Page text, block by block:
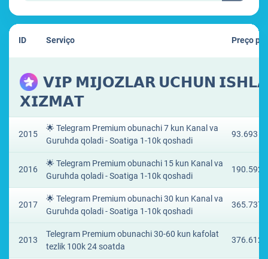
ID Serviço Preço
𝗩𝗜𝗣 𝗠𝗜𝗝𝗢𝗭𝗟𝗔𝗥 𝗨𝗖𝗛𝗨𝗡
𝗫𝗜𝗭𝗠𝗔𝗧
2015
🌟 Telegram Premium obunachi 7 kun Kanal va
Guruhda qoladi - Soatiga 1-10k qoshadi
93.693 ₽
2016
🌟 Telegram Premium obunachi 15 kun Kanal va
Guruhda qoladi - Soatiga 1-10k qoshadi
2017
🌟 Telegram Premium obunachi 30 kun Kanal va
Guruhda qoladi - Soatiga 1-10k qoshadi
2013
Telegram Premium obunachi 30-60 kun kafolat
tezlik 100k 24 soatda